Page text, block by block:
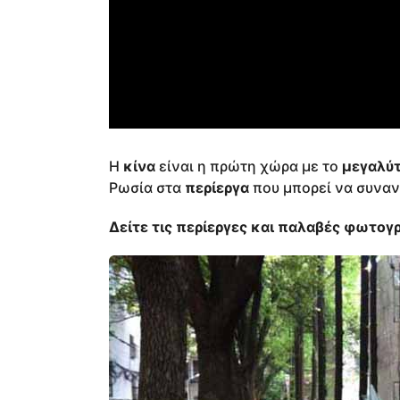
Η κίνα είναι η πρώτη χώρα με το
Ρωσία στα περίεργα που μπορεί να
Δείτε τις περίεργες και παλαβές